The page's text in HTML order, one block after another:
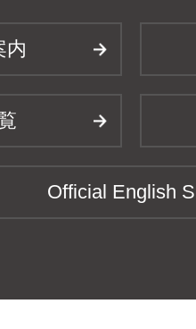
内
Official English